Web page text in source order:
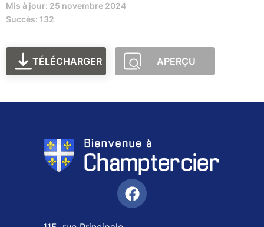
Mis à jour: 25 novembre 2024
Succès: 132
TÉLÉCHARGER APERÇU